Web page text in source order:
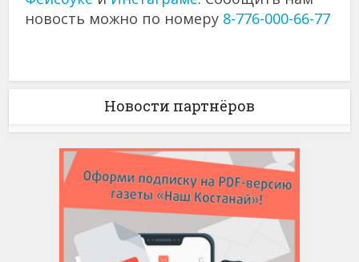
новость можно по номеру 8-776-000-66-77
Новости партнёров